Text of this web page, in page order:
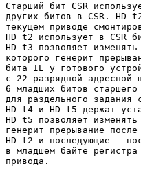
Старший бит CSR
других битов в CSR. HD
текущем приводе
HD t2 использует в CSR
HD t3 позволяет
которого генерит
бита IE у готового
с 22-разрядной адресной
6 младших битов
для раздельного задания
HD t4 и HD t5 держат
HD t5 позволяет
генерит прерывание
HD t2 и последующие -
в младшем байте
привода.